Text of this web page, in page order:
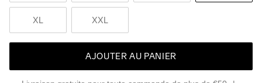
XL XXL
AJOUTER AU PANIER